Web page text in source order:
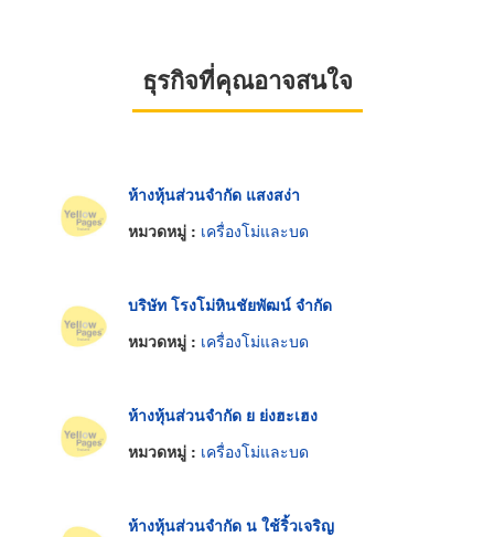
ธุรกิจที่คุณอาจสนใจ
ห้างหุ้นส่วนจำกัด แสงสง่า
หมวดหมู่ : เครื่องโม่และบด
บริษัท โรงโม่หินชัยพัฒน์ จำกัด
หมวดหมู่ : เครื่องโม่และบด
ห้างหุ้นส่วนจำกัด ย ย่งฮะเฮง
หมวดหมู่ : เครื่องโม่และบด
ห้างหุ้นส่วนจำกัด น ใช้ริ้วเจริญ